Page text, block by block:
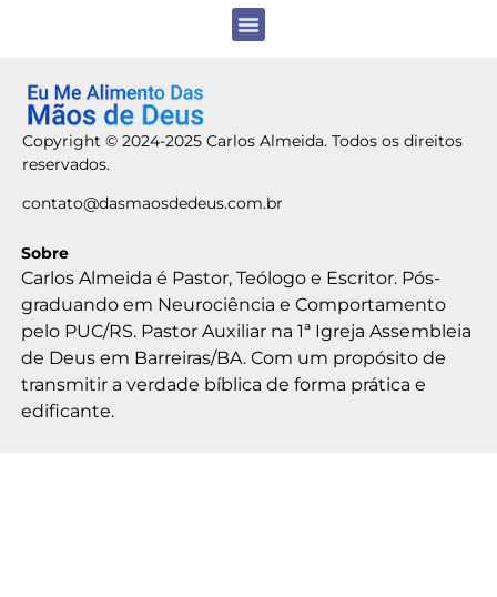
Copyright © 2024-2025 Carlos Almeida. Todos os direitos
reservados.
contato@dasmaosdedeus.com.br
Sobre
Carlos Almeida é Pastor, Teólogo e Escritor. Pós-
graduando em Neurociência e Comportamento
pelo PUC/RS. Pastor Auxiliar na 1ª Igreja Assembleia
de Deus em Barreiras/BA. Com um propósito de
transmitir a verdade bíblica de forma prática e
edificante.